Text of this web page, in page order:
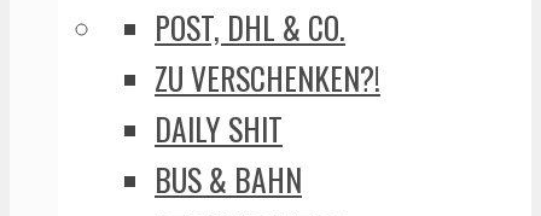
POST, DHL & CO.
ZU VERSCHENKEN?!
DAILY SHIT
BUS & BAHN